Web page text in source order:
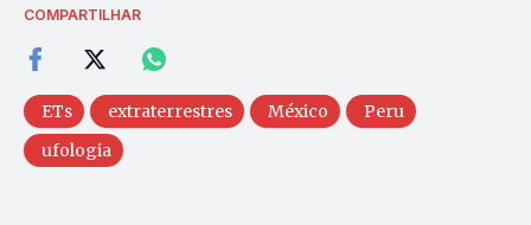
COMPARTILHAR
ETs extraterrestres México
Peru
ufologia